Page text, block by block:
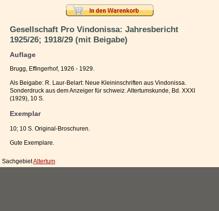
Ihr Warenkorb
Gesellschaft Pro Vindonissa: Jahresbericht
1925/26; 1918/29 (mit Beigabe)
Auflage
Brugg, Effingerhof, 1926 - 1929.
Als Beigabe: R. Laur-Belart: Neue Kleininschriften aus Vindonissa.
Sonderdruck aus dem Anzeiger für schweiz. Altertumskunde, Bd. XXXI
(1929), 10 S.
Exemplar
10; 10 S. Original-Broschuren.
Gute Exemplare.
SachgebietAltertum